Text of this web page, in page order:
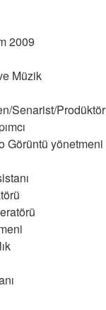
2009
Müzik
Senarist/Prodüktör
Görüntü yönetmeni